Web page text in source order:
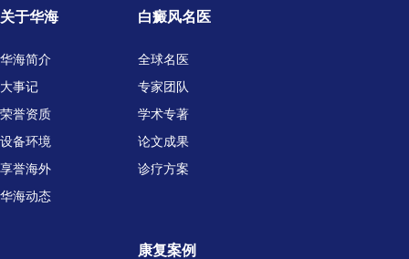
关于华海
华海简介
大事记
荣誉资质
设备环境
享誉海外
华海动态
白癜风名医
全球名医
专家团队
学术专著
论文成果
诊疗方案
康复案例